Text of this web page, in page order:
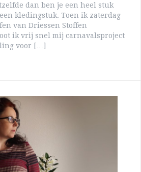
dan ben je een heel stuk
kledingstuk. Toen ik zaterdag
van Driessen Stoffen
ik vrij snel mij carnavalsproject
voor […]